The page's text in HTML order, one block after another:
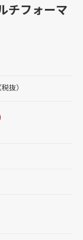
チフォーマ
（税抜）